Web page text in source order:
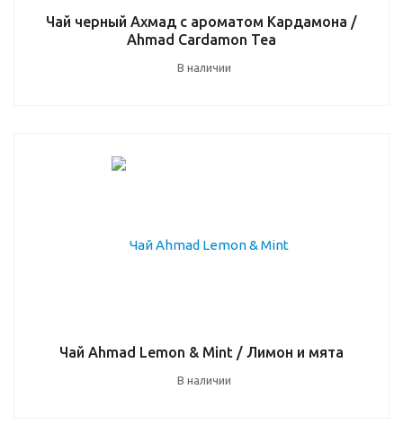
Чай черный Ахмад с ароматом Кардамона /
Ahmad Cardamon Tea
В наличии
Чай Ahmad Lemon & Mint / Лимон и мята
В наличии